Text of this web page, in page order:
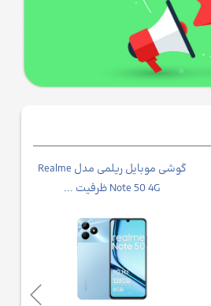
گوشی موبایل ریلمی مدل Realme
Note 50 4G ظرفیت ...